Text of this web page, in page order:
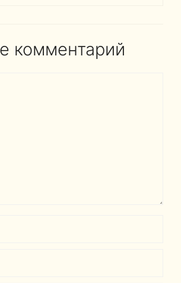
комментарий